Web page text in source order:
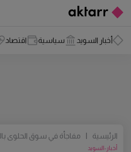
أخبار السويد سياسية اقتصاد
أخبار-السويد
الرئيسية
مفاجأة في سوق الحلوى